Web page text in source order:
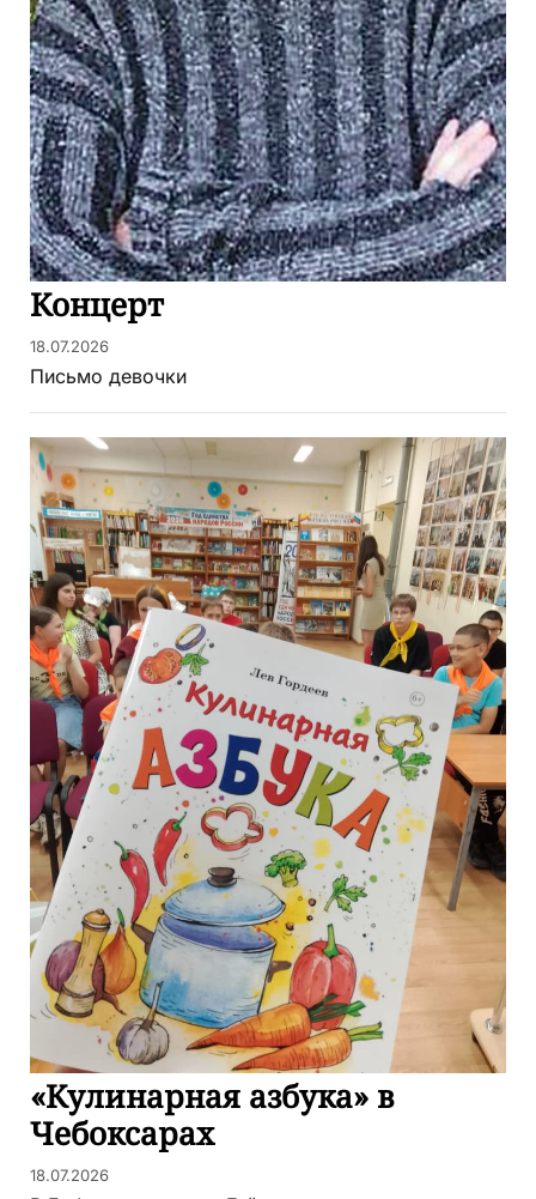
Концерт
18.07.2026
Письмо девочки
«Кулинарная азбука» в
Чебоксарах
18.07.2026